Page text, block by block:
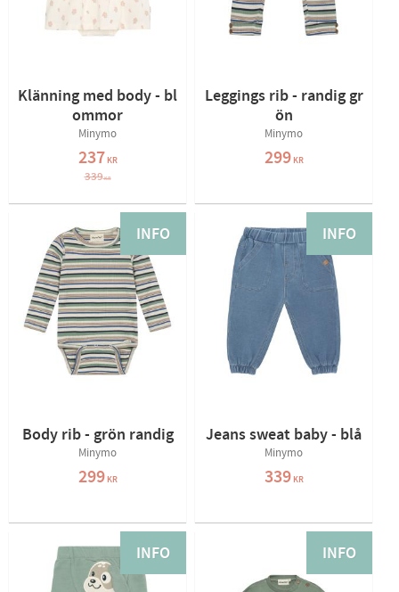
Klänning med body - bl
ommor
Minymo
237KR
339KR
Leggings rib - randig gr
ön
Minymo
299KR
Body rib - grön randig
Minymo
299KR
INFO
Jeans sweat baby - blå
Minymo
339KR
INFO
INFO INFO